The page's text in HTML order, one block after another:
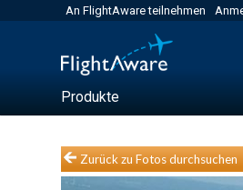
An FlightAware teilnehmen
Produkte
Zurück zu Fotos durchsuchen